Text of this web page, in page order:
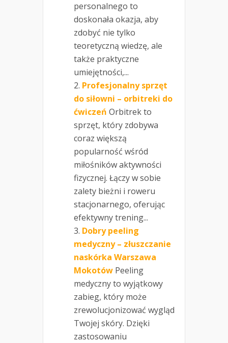
personalnego to
doskonała okazja, aby
zdobyć nie tylko
teoretyczną wiedzę, ale
także praktyczne
umiejętności,...
Profesjonalny sprzęt
do siłowni – orbitreki do
ćwiczeń Orbitrek to
sprzęt, który zdobywa
coraz większą
popularność wśród
miłośników aktywności
fizycznej. Łączy w sobie
zalety bieżni i roweru
stacjonarnego, oferując
efektywny trening...
Dobry peeling
medyczny – złuszczanie
naskórka Warszawa
Mokotów Peeling
medyczny to wyjątkowy
zabieg, który może
zrewolucjonizować wygląd
Twojej skóry. Dzięki
zastosowaniu